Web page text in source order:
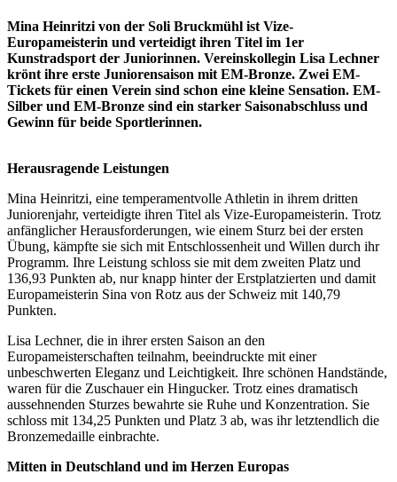
Mina Heinritzi von der Soli Bruckmühl ist Vize-
Europameisterin und verteidigt ihren Titel im 1er
Kunstradsport der Juniorinnen. Vereinskollegin Lisa Lechner
krönt ihre erste Juniorensaison mit EM-Bronze. Zwei EM-
Tickets für einen Verein sind schon eine kleine Sensation. EM-
Silber und EM-Bronze sind ein starker Saisonabschluss und
Gewinn für beide Sportlerinnen.
Herausragende Leistungen
Mina Heinritzi, eine temperamentvolle Athletin in ihrem dritten
Juniorenjahr, verteidigte ihren Titel als Vize-Europameisterin. Trotz
anfänglicher Herausforderungen, wie einem Sturz bei der ersten
Übung, kämpfte sie sich mit Entschlossenheit und Willen durch ihr
Programm. Ihre Leistung schloss sie mit dem zweiten Platz und
136,93 Punkten ab, nur knapp hinter der Erstplatzierten und damit
Europameisterin Sina von Rotz aus der Schweiz mit 140,79
Punkten.
Lisa Lechner, die in ihrer ersten Saison an den
Europameisterschaften teilnahm, beeindruckte mit einer
unbeschwerten Eleganz und Leichtigkeit. Ihre schönen Handstände,
waren für die Zuschauer ein Hingucker. Trotz eines dramatisch
aussehnenden Sturzes bewahrte sie Ruhe und Konzentration. Sie
schloss mit 134,25 Punkten und Platz 3 ab, was ihr letztendlich die
Bronzemedaille einbrachte.
Mitten in Deutschland und im Herzen Europas